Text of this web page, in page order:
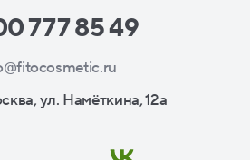
777 85 49
ул. Намёткина, 12а